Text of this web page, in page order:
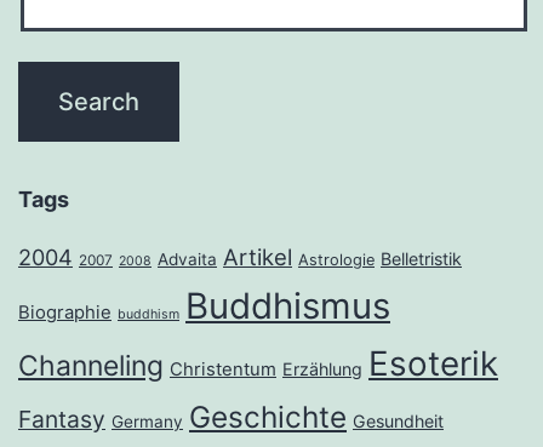
Tags
2004 2007 2008 Advaita Artikel Astrologie Belletristik
Biographie buddhism Buddhismus
Channeling Christentum Erzählung Esoterik
Fantasy Germany Geschichte Gesundheit